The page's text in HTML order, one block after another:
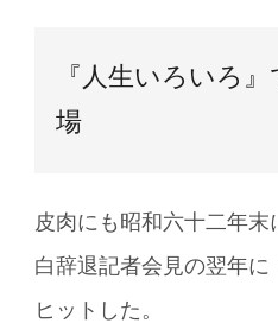
『人生いろいろ
場
皮肉にも昭和六十二年
白辞退記者会見の翌年
ヒットした。